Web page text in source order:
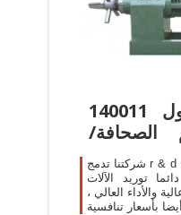
140011 جديد وصول YH-ZYJ4
الصحافة/
شركتنا تدمج r & d ، تصميم وتصنيع ومبيعات واستيراد
توريد الآلات
والأداء العالي ،